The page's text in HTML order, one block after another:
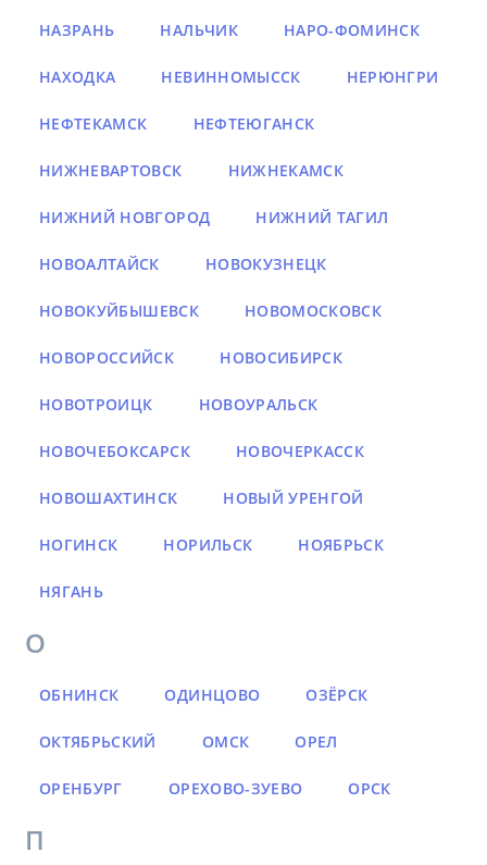
НАЗРАНЬ НАЛЬЧИК НАРО-ФОМИНСК
НАХОДКА НЕВИННОМЫССК НЕРЮНГРИ
НЕФТЕКАМСК НЕФТЕЮГАНСК
НИЖНЕВАРТОВСК НИЖНЕКАМСК
НИЖНИЙ НОВГОРОД НИЖНИЙ ТАГИЛ
НОВОАЛТАЙСК НОВОКУЗНЕЦК
НОВОКУЙБЫШЕВСК НОВОМОСКОВСК
НОВОРОССИЙСК НОВОСИБИРСК
НОВОТРОИЦК НОВОУРАЛЬСК
НОВОЧЕБОКСАРСК НОВОЧЕРКАССК
НОВОШАХТИНСК НОВЫЙ УРЕНГОЙ
НОГИНСК НОРИЛЬСК НОЯБРЬСК
НЯГАНЬ
О
ОБНИНСК ОДИНЦОВО ОЗЁРСК
ОКТЯБРЬСКИЙ ОМСК ОРЕЛ
ОРЕНБУРГ ОРЕХОВО-ЗУЕВО ОРСК
П